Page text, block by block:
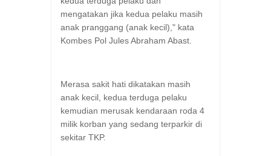
mengatakan jika kedua pelaku masih
anak pranggang (anak kecil)," kata
Kombes Pol Jules Abraham Abast.
Merasa sakit hati dikatakan masih
anak kecil, kedua terduga pelaku
kemudian merusak kendaraan roda 4
milik korban yang sedang terparkir di
sekitar TKP.